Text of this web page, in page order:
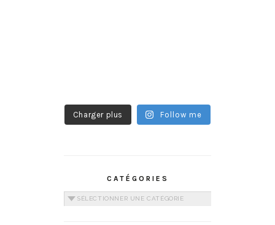
Charger plus Follow me
CATÉGORIES
Catégories